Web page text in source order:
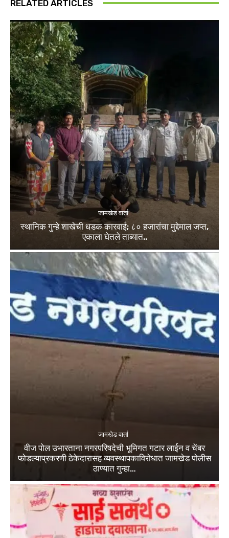
RELATED ARTICLES
जामखेड वार्ता
स्थानिक गुन्हे शाखेची धडक कारवाई; ८० हजारांचा मुद्देमाल जप्त,
एकाला घेतले ताब्यात..
जामखेड वार्ता
वीज पोल उभारताना नगरपरिषदेची भूमिगत गटार लाईन व चेंबर
फोडल्याप्रकरणी ठेकेदारासह व्यवस्थापकाविरोधात जामखेड पोलीस
ठाण्यात गुन्हा…